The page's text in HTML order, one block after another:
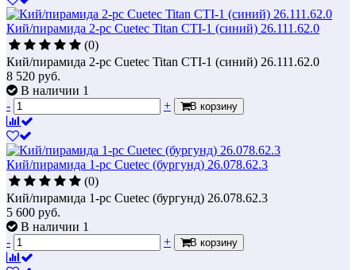
Кий/пирамида 2-рс Cuetec Titan CTI-1 (синий) 26.111.62.0
(0)
Кий/пирамида 2-рс Cuetec Titan CTI-1 (синий) 26.111.62.0
8 520 руб.
В наличии 1
-
+ В корзину
Кий/пирамида 1-рс Cuetec (бургунд) 26.078.62.3
(0)
Кий/пирамида 1-рс Cuetec (бургунд) 26.078.62.3
5 600 руб.
В наличии 1
-
+ В корзину